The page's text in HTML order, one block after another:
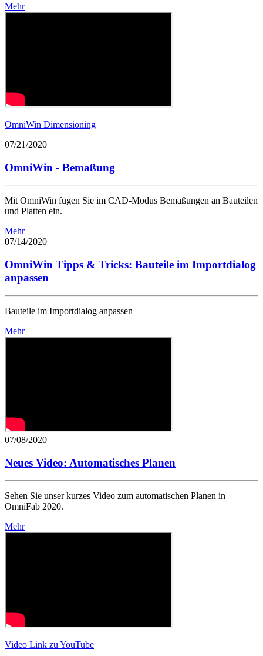
Mehr
OmniWin Dimensioning
07/21/2020
OmniWin - Bemaßung
Mit OmniWin fügen Sie im CAD-Modus Bemaßungen an Bauteilen
und Platten ein.
Mehr
07/14/2020
OmniWin Tipps & Tricks: Bauteile im Importdialog
anpassen
Bauteile im Importdialog anpassen
Mehr
07/08/2020
Neues Video: Automatisches Planen
Sehen Sie unser kurzes Video zum automatischen Planen in
OmniFab 2020.
Mehr
Video Link zu YouTube